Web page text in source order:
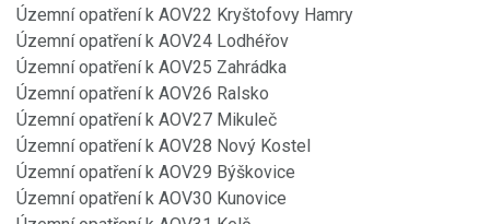
Územní opatření k AOV22 Kryštofovy Hamry
Územní opatření k AOV24 Lodhéřov
Územní opatření k AOV25 Zahrádka
Územní opatření k AOV26 Ralsko
Územní opatření k AOV27 Mikuleč
Územní opatření k AOV28 Nový Kostel
Územní opatření k AOV29 Býškovice
Územní opatření k AOV30 Kunovice